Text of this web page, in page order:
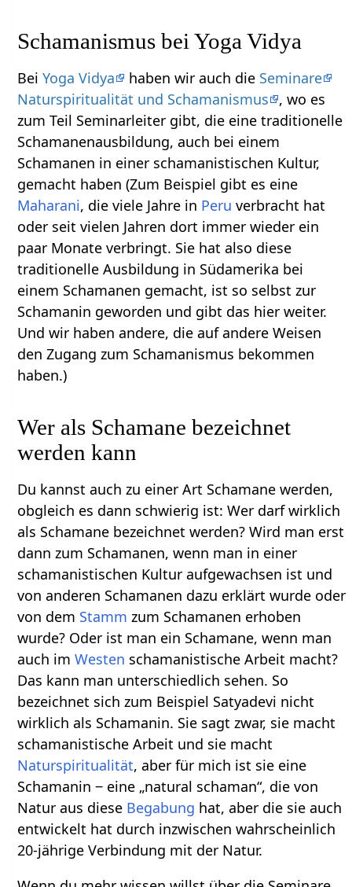
Schamanismus bei Yoga Vidya
BeiYoga Vidya haben wir auch die Seminare
Naturspiritualität und Schamanismus
, wo es
zum Teil Seminarleiter gibt, die eine traditionelle
Schamanenausbildung, auch bei einem
Schamanen in einer schamanistischen Kultur,
gemacht haben (Zum Beispiel gibt es eine
Maharani, die viele Jahre in Peru verbracht hat
oder seit vielen Jahren dort immer wieder ein
paar Monate verbringt. Sie hat also diese
traditionelle Ausbildung in Südamerika bei
einem Schamanen gemacht, ist so selbst zur
Schamanin geworden und gibt das hier weiter.
Und wir haben andere, die auf andere Weisen
den Zugang zum Schamanismus bekommen
haben.)
Wer als Schamane bezeichnet
werden kann
Du kannst auch zu einer Art Schamane werden,
obgleich es dann schwierig ist: Wer darf wirklich
als Schamane bezeichnet werden? Wird man erst
dann zum Schamanen, wenn man in einer
schamanistischen Kultur aufgewachsen ist und
von anderen Schamanen dazu erklärt wurde oder
von dem Stamm zum Schamanen erhoben
wurde? Oder ist man ein Schamane, wenn man
auch imWesten schamanistische Arbeit macht?
Das kann man unterschiedlich sehen. So
bezeichnet sich zum Beispiel Satyadevi nicht
wirklich als Schamanin. Sie sagt zwar, sie macht
schamanistische Arbeit und sie macht
Naturspiritualität, aber für mich ist sie eine
Schamanin ‒ eine „natural schaman“, die von
Natur aus diese Begabung hat, aber die sie auch
entwickelt hat durch inzwischen wahrscheinlich
20-jährige Verbindung mit der Natur.